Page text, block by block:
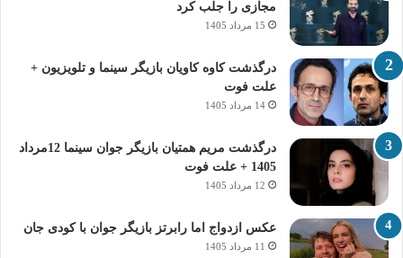
مجازی را جلب کرد
15 مرداد 1405
درگذشت کاوه کاویان بازیگر سینما و تلویزیون +
علت فوت
14 مرداد 1405
درگذشت مریم همتیان بازیگر جوان سینما 12مرداد
1405 + علت فوت
12 مرداد 1405
عکس ازدواج اما رابرتز بازیگر جوان با کودی جان
11 مرداد 1405